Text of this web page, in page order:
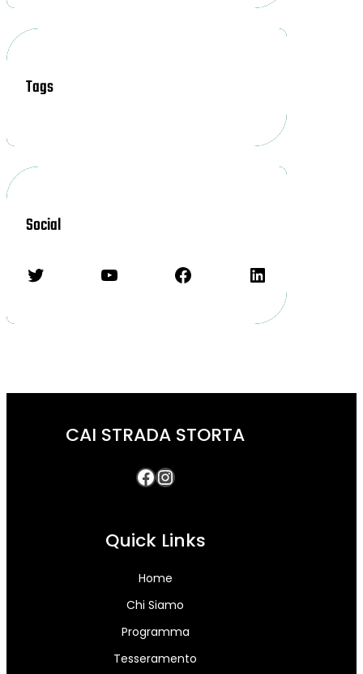
Tags
Social
CAI STRADA STORTA
Quick Links
Home
Chi Siamo
Programma
Tesseramento